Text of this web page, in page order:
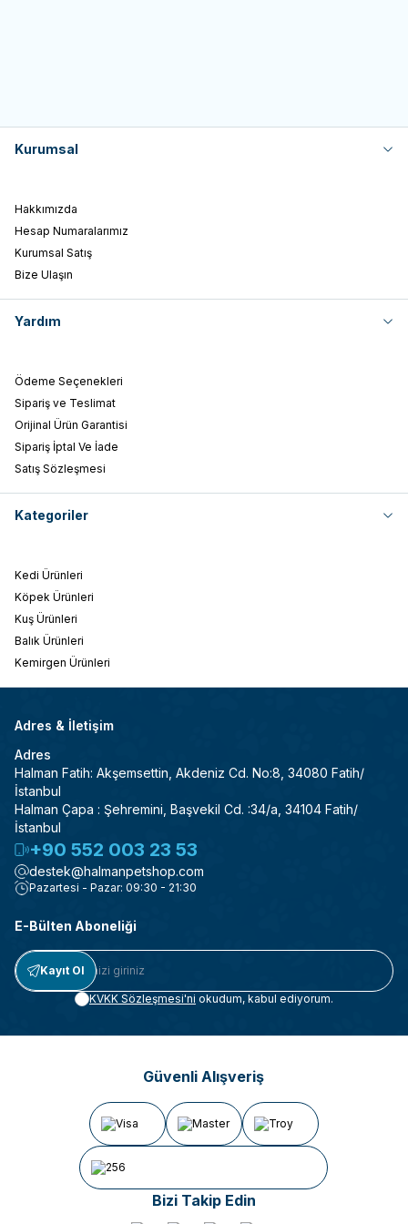
Kurumsal
Hakkımızda
Hesap Numaralarımız
Kurumsal Satış
Bize Ulaşın
Yardım
Ödeme Seçenekleri
Sipariş ve Teslimat
Orijinal Ürün Garantisi
Sipariş İptal Ve İade
Satış Sözleşmesi
Kategoriler
Kedi Ürünleri
Köpek Ürünleri
Kuş Ürünleri
Balık Ürünleri
Kemirgen Ürünleri
Adres & İletişim
Adres
Halman Fatih: Akşemsettin, Akdeniz Cd. No:8, 34080 Fatih/
İstanbul
Halman Çapa : Şehremini, Başvekil Cd. :34/a, 34104 Fatih/
İstanbul
+90 552 003 23 53
destek@halmanpetshop.com
Pazartesi - Pazar: 09:30 - 21:30
E-Bülten Aboneliği
Kayıt Ol
KVKK Sözleşmesi'ni okudum, kabul ediyorum.
Güvenli Alışveriş
Bizi Takip Edin